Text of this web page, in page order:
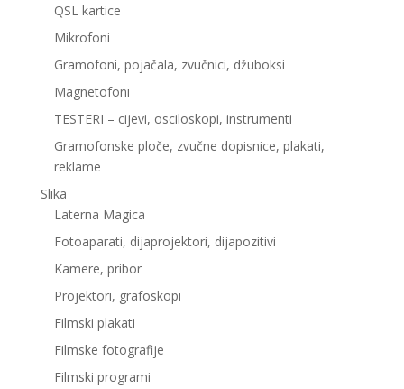
QSL kartice
Mikrofoni
Gramofoni, pojačala, zvučnici, džuboksi
Magnetofoni
TESTERI – cijevi, osciloskopi, instrumenti
Gramofonske ploče, zvučne dopisnice, plakati,
reklame
Slika
Laterna Magica
Fotoaparati, dijaprojektori, dijapozitivi
Kamere, pribor
Projektori, grafoskopi
Filmski plakati
Filmske fotografije
Filmski programi